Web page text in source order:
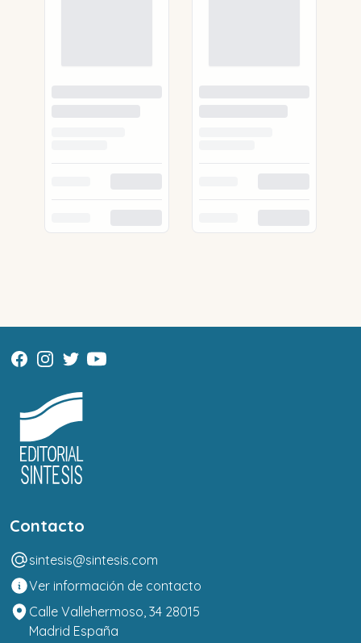
Contacto
sintesis@sintesis.com
Ver información de contacto
Calle Vallehermoso, 34 28015
Madrid España